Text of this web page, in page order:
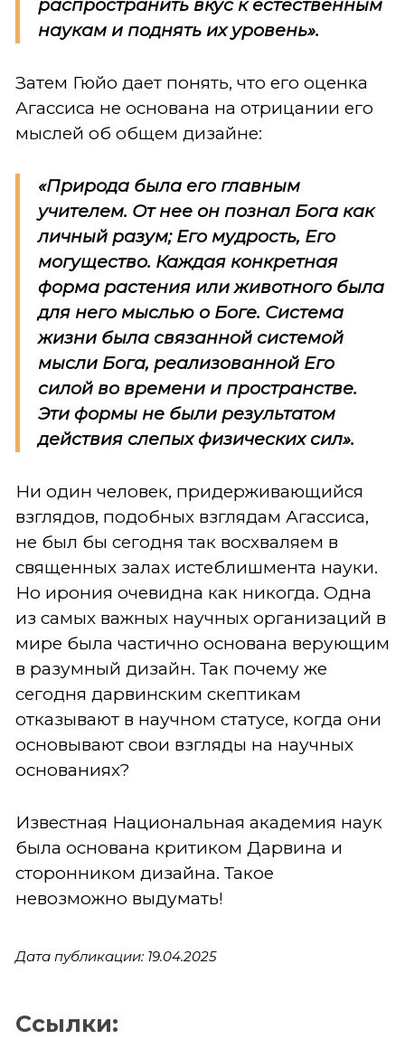
распространить вкус к естественным
наукам и поднять их уровень».
Затем Гюйо дает понять, что его оценка
Агассиса не основана на отрицании его
мыслей об общем дизайне:
«Природа была его главным
учителем. От нее он познал Бога как
личный разум; Его мудрость, Его
могущество. Каждая конкретная
форма растения или животного была
для него мыслью о Боге. Система
жизни была связанной системой
мысли Бога, реализованной Его
силой во времени и пространстве.
Эти формы не были результатом
действия слепых физических сил».
Ни один человек, придерживающийся
взглядов, подобных взглядам Агассиса,
не был бы сегодня так восхваляем в
священных залах истеблишмента науки.
Но ирония очевидна как никогда. Одна
из самых важных научных организаций в
мире была частично основана верующим
в разумный дизайн. Так почему же
сегодня дарвинским скептикам
отказывают в научном статусе, когда они
основывают свои взгляды на научных
основаниях?
Известная Национальная академия наук
была основана критиком Дарвина и
сторонником дизайна. Такое
невозможно выдумать!
Дата публикации: 19.04.2025
Ссылки: